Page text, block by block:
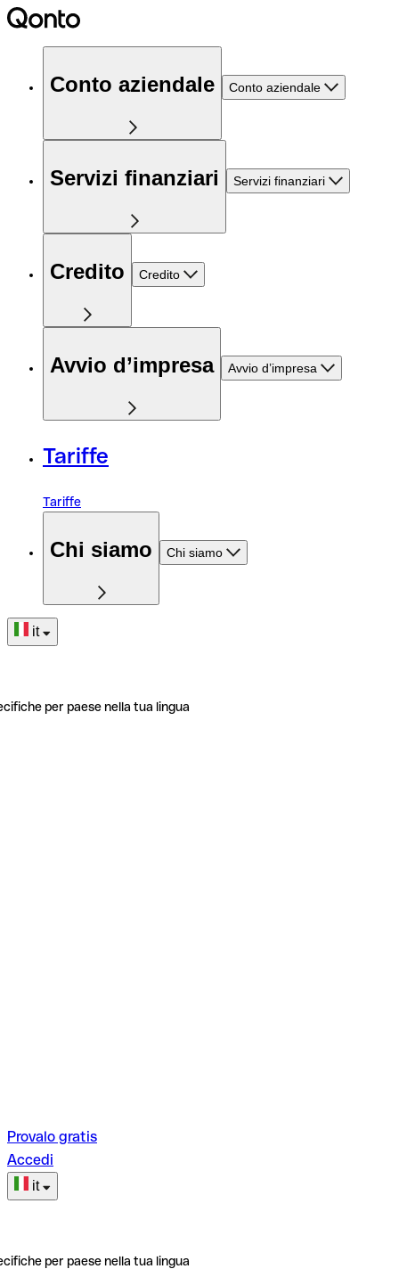
Conto aziendale Conto aziendale
Servizi finanziari Servizi finanziari
Credito Credito
Avvio d’impresa Avvio d’impresa
Tariffe
Tariffe
Chi siamo Chi siamo
it
per paese nella tua lingua
Provalo gratis
Accedi
it
per paese nella tua lingua